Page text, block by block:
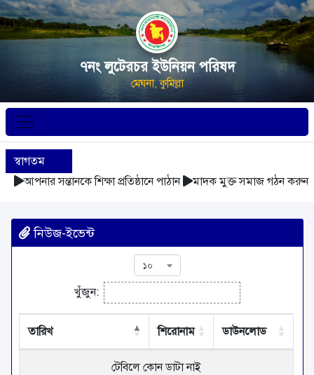
৭নং লুটেরচর ইউনিয়ন পরিষদ
মেঘনা, কুমিল্লা
স্বাগতম
আপনার সন্তানকে শিক্ষা প্রতিষ্ঠানে পাঠান
মাদক মুক্ত সমাজ গঠন করুন
নিউজ-ইভেন্ট
১০
খুঁজুন:
তারিখ শিরোনাম ডাউনলোড
টেবিলে কোন ডাটা নাই